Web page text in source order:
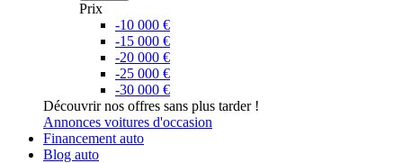
Prix
-10 000 €
-15 000 €
-20 000 €
-25 000 €
-30 000 €
Découvrir nos offres sans plus tarder !
Annonces voitures d'occasion
Financement auto
Blog auto